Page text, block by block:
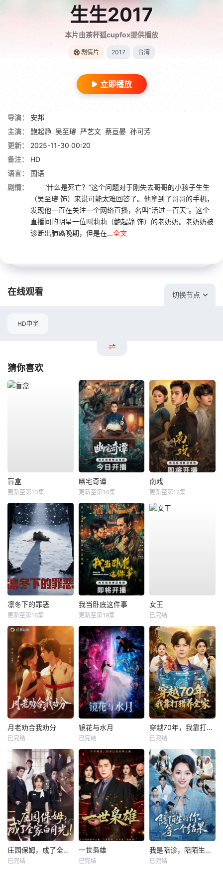
生生2017
本片由茶杯狐cupfox提供播放
剧情片 2017 台湾
立即播放
导演：
安邦
主演：
鲍起静 吴至璿 严艺文 蔡亘晏 孙可芳
更新：
2025-11-30 00:20
备注：
HD
语言：
国语
剧情：
“什么是死亡？”这个问题对于刚失去哥哥的小孩子生生
（吴至璿 饰）来说可能太难回答了。他拿到了哥哥的手机，
发现他一直在关注一个网络直播，名叫“活过一百天”。这个
直播间的明星一位叫莉莉（鲍起静 饰）的老奶奶。老奶奶被
诊断出肺癌晚期，但是在...全文
在线观看 切换节点
HD中字
猜你喜欢
盲盒
更新至第10集
幽宅奇谭
更新至第14集
南戏
更新至第12集
凛冬下的罪恶
更新至第16集
我当卧底这件事
更新至第19集
女王
已完结
月老劝合我劝分
已完结
镜花与水月
已完结
穿越70年，我靠打猎养全家
已完结
庄园保姆，成了全家白月光
已完结
一世枭雄
已完结
我是陪诊，陪陌生的你等一个结果
已完结